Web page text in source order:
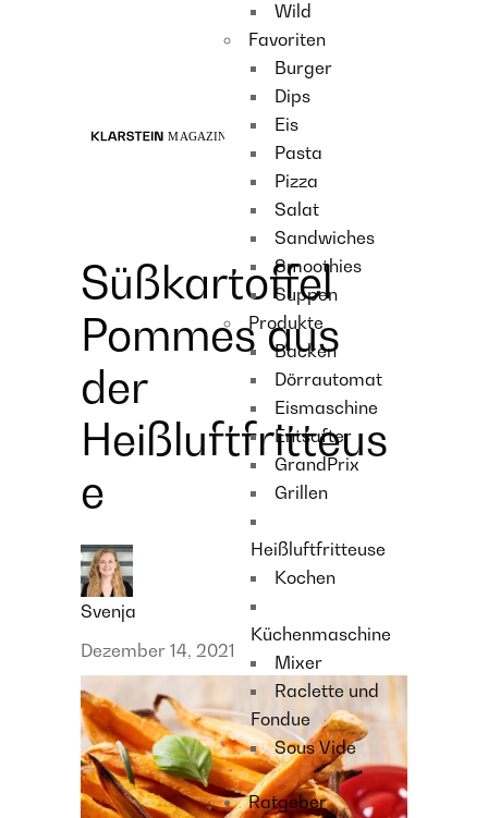
Wild
Favoriten
Burger
Dips
Eis
Pasta
Pizza
Salat
Sandwiches
Smoothies
Suppen
Produkte
Backen
Dörrautomat
Eismaschine
Entsafter
GrandPrix
Grillen
Heißluftfritteuse
Kochen
Küchenmaschine
Mixer
Raclette und
Fondue
Sous Vide
Ratgeber
Süßkartoffel
Pommes aus
der
Heißluftfritteus
e
Svenja
Dezember 14, 2021